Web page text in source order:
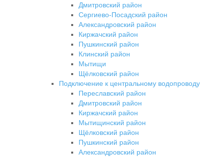
Дмитровский район
Сергиево-Посадский район
Александровский район
Киржачский район
Пушкинский район
Клинский район
Мытищи
Щёлковский район
Подключение к центральному водопроводу
Переславский район
Дмитровский район
Киржачский район
Мытищинский район
Щёлковский район
Пушкинский район
Александровский район